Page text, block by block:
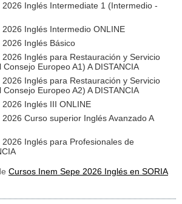
Inglés Intermediate 1 (Intermedio -
Inglés Intermedio ONLINE
Inglés Básico
Inglés para Restauración y Servicio
Europeo A1) A DISTANCIA
Inglés para Restauración y Servicio
Europeo A2) A DISTANCIA
Inglés III ONLINE
Curso superior Inglés Avanzado A
Inglés para Profesionales de
Cursos Inem Sepe 2026 Inglés en SORIA